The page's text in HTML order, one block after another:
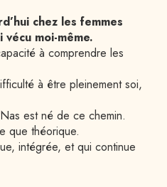
chez les femmes
vécu moi-même.
à comprendre les
à être pleinement soi,
est né de ce chemin.
que théorique.
intégrée, et qui continue